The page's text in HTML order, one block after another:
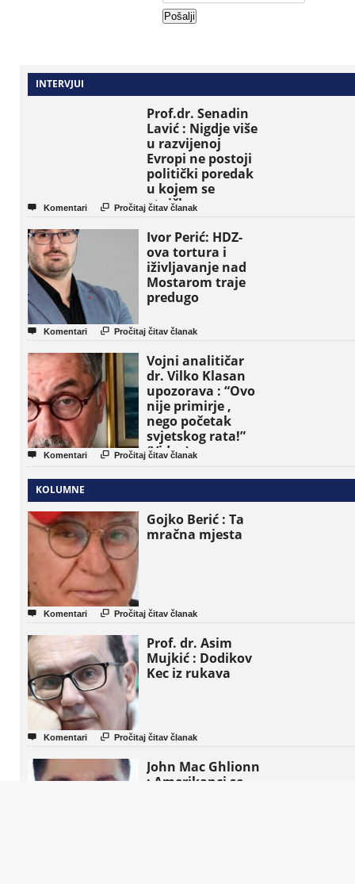
INTERVJUI
Prof.dr. Senadin
Lavić : Nigdje više
u razvijenoj
Evropi ne postoji
politički poredak
u kojem se
etničke grupe
pojavljuju kao
osnovne političke
jedinice
 Komentari  Pročitaj čitav članak
Ivor Perić: HDZ-
ova tortura i
iživljavanje nad
Mostarom traje
predugo
 Komentari  Pročitaj čitav članak
Vojni analitičar
dr. Vilko Klasan
upozorava : “Ovo
nije primirje ,
nego početak
svjetskog rata!”
(Video)
 Komentari  Pročitaj čitav članak
KOLUMNE
Gojko Berić : Ta
mračna mjesta
 Komentari  Pročitaj čitav članak
Prof. dr. Asim
Mujkić : Dodikov
Kec iz rukava
 Komentari  Pročitaj čitav članak
John Mac Ghlionn
: Amerikanci se